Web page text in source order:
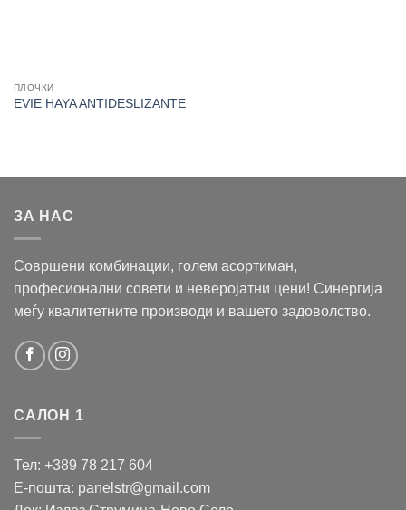
ПЛОЧКИ
EVIE HAYA ANTIDESLIZANTE
ЗА НАС
Совршени комбинации, голем асортиман,
професионални совети и неверојатни цени! Синергија
меѓу квалитетните производи и вашето задоволство.
САЛОН 1
Тел: +389 78 217 604
Е-пошта: panelstr@gmail.com